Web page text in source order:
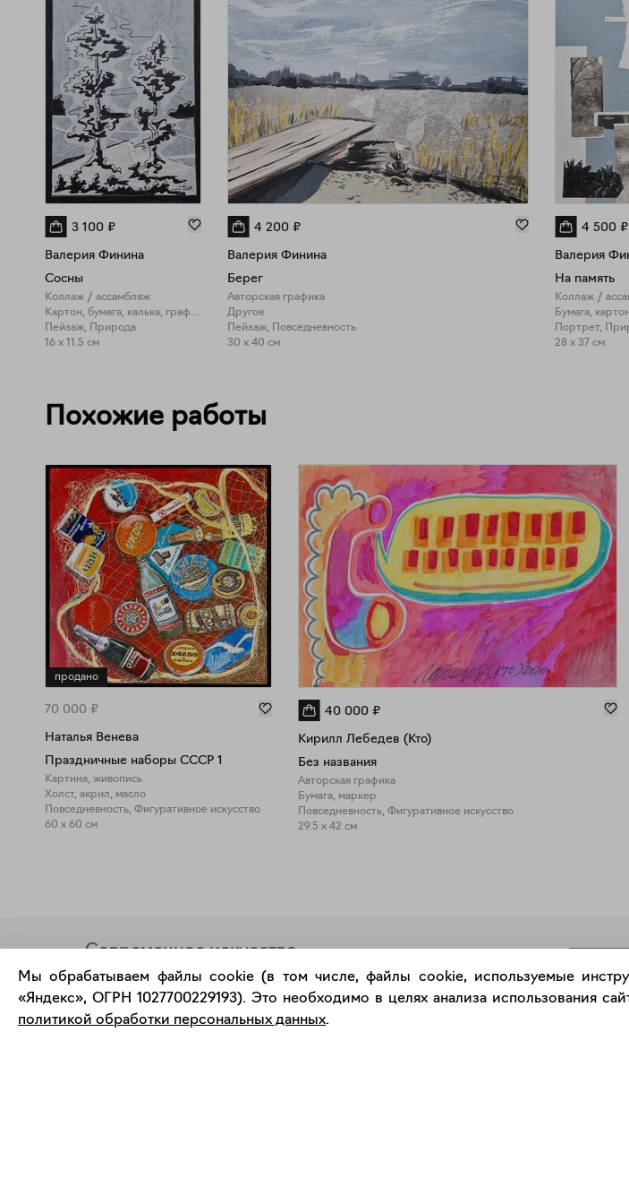
3 100 ₽
Валерия Финина
Сосны
Коллаж / ассамбляж
Картон, бумага, калька, графика
Пейзаж, Природа
16 x 11.5 см
4 200 ₽
Валерия Финина
Берег
Авторская графика
Другое
Пейзаж, Повседневность
30 x 40 см
4 500 ₽
Валерия
На память
Коллаж /
Бумага,
Портрет,
28 x 37 см
Похожие работы
продано
70 000 ₽
Наталья Венева
Праздничные наборы СССР 1
Картина, живопись
Холст, акрил, масло
Повседневность, Фигуративное искусство
60 x 60 см
40 000 ₽
Кирилл Лебедев (Кто)
Без названия
Авторская графика
Бумага, маркер
Повседневность, Фигуративное искусство
29.5 x 42 см
Современное искусство
онлайн
Мы обрабатываем файлы cookie (в том числе, файлы cookie, используемые
«Яндекс», ОГРН 1027700229193). Это необходимо в целях анализа использования
политикой обработки персональных данных.